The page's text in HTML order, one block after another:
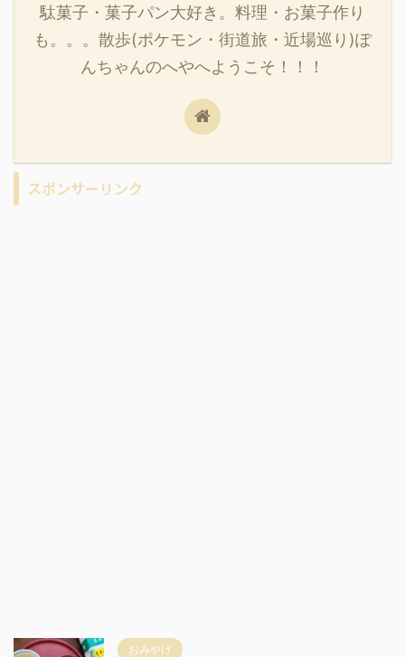
駄菓子・菓子パン大好き。料理・お菓子作り
も。。。散歩(ポケモン・街道旅・近場巡り)ぽ
んちゃんのへやへようこそ！！！
スポンサーリンク
おみやげ